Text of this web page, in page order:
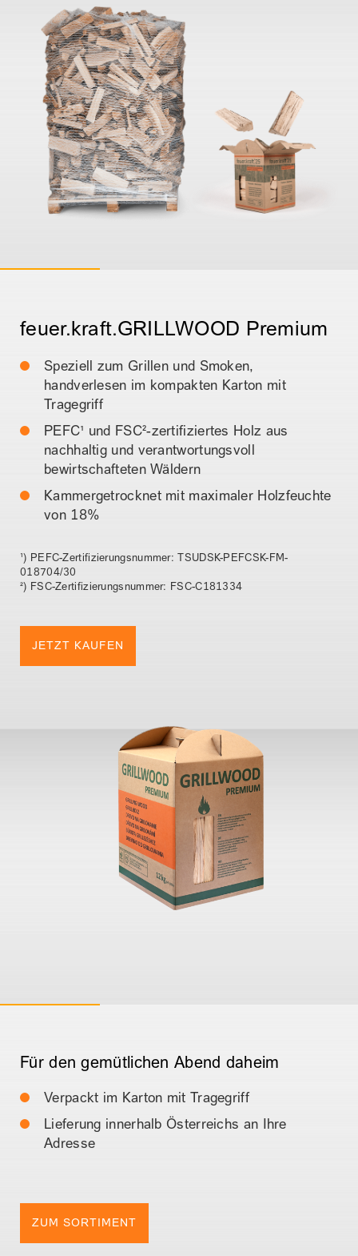
feuer.kraft.GRILLWOOD Premium
Speziell zum Grillen und Smoken,
handverlesen im kompakten Karton mit
Tragegriff
PEFC¹ und FSC²-zertifiziertes Holz aus
nachhaltig und verantwortungsvoll
bewirtschafteten Wäldern
Kammergetrocknet mit maximaler Holzfeuchte
von 18%
¹) PEFC-Zertifizierungsnummer: TSUDSK-PEFCSK-FM-
018704/30
²) FSC-Zertifizierungsnummer: FSC-C181334
JETZT KAUFEN
Für den gemütlichen Abend daheim
Verpackt im Karton mit Tragegriff
Lieferung innerhalb Österreichs an Ihre
Adresse
ZUM SORTIMENT